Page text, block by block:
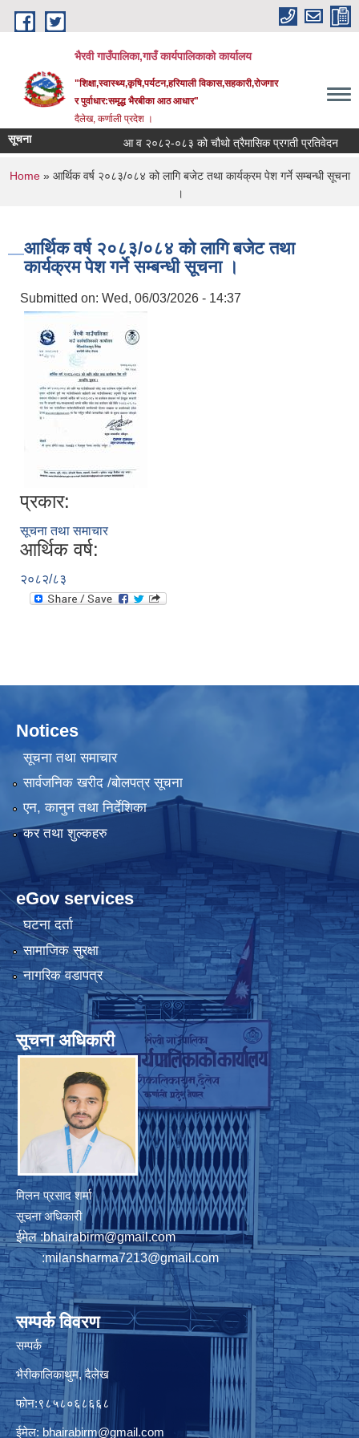
Skip to main content
भैरवी गाउँपालिका,गाउँ कार्यपालिकाको कार्यालय
"शिक्षा,स्वास्थ्य,कृषि,पर्यटन,हरियाली विकास,सहकारी,रोजगार
र पुर्वाधार:समृद्ध भैरबीका आठ आधार"
दैलेख, कर्णाली प्रदेश ।
सूचना आ व २०८२-०८३ को चौथो त्रैमासिक प्रगती प्रतिवेदन
You are here
Home» आर्थिक वर्ष २०८३/०८४ को लागि बजेट तथा कार्यक्रम पेश गर्ने सम्बन्धी सूचना
।
आर्थिक वर्ष २०८३/०८४ को लागि बजेट तथा
कार्यक्रम पेश गर्ने सम्बन्धी सूचना ।
Submitted on: Wed, 06/03/2026 - 14:37
प्रकार:
सूचना तथा समाचार
आर्थिक वर्ष:
२०८२/८३
Notices
सूचना तथा समाचार
सार्वजनिक खरीद /बोलपत्र सूचना
एन, कानुन तथा निर्देशिका
कर तथा शुल्कहरु
eGov services
घटना दर्ता
सामाजिक सुरक्षा
नागरिक वडापत्र
सूचना अधिकारी
मिलन प्रसाद शर्मा
सूचना अधिकारी
ईमेल :bhairabirm@gmail.com
:milansharma7213@gmail.com
सम्पर्क विवरण
सम्पर्क
भैरीकालिकाथुम, दैलेख
फोन:९८५८०६८६६८
ईमेल: bhairabirm@gmail.com